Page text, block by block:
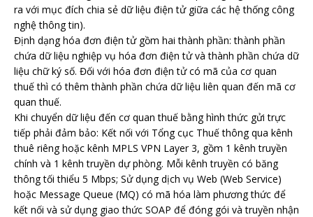
ra với mục đích chia sẻ dữ liệu điện tử giữa các hệ thống công
nghệ thông tin).
Định dạng hóa đơn điện tử gồm hai thành phần: thành phần
chứa dữ liệu nghiệp vụ hóa đơn điện tử và thành phần chứa dữ
liệu chữ ký số. Đối với hóa đơn điện tử có mã của cơ quan
thuế thì có thêm thành phần chứa dữ liệu liên quan đến mã cơ
quan thuế.
Khi chuyển dữ liệu đến cơ quan thuế bằng hình thức gửi trực
tiếp phải đảm bảo: Kết nối với Tổng cục Thuế thông qua kênh
thuê riêng hoặc kênh MPLS VPN Layer 3, gồm 1 kênh truyền
chính và 1 kênh truyền dự phòng. Mỗi kênh truyền có băng
thông tối thiểu 5 Mbps; Sử dụng dịch vụ Web (Web Service)
hoặc Message Queue (MQ) có mã hóa làm phương thức để
kết nối và sử dụng giao thức SOAP để đóng gói và truyền nhận